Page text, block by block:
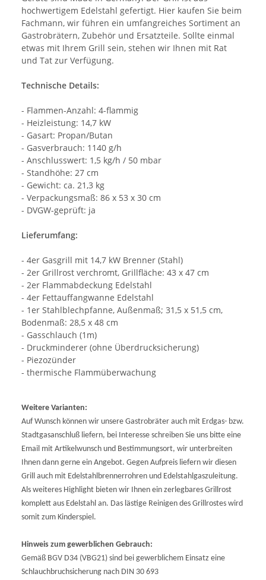
hochwertigem Edelstahl gefertigt. Hier kaufen Sie beim
Fachmann, wir führen ein umfangreiches Sortiment an
Gastrobrätern, Zubehör und Ersatzteile. Sollte einmal
etwas mit Ihrem Grill sein, stehen wir Ihnen mit Rat
und Tat zur Verfügung.
Technische Details:
- Flammen-Anzahl: 4-flammig
- Heizleistung: 14,7 kW
- Gasart: Propan/Butan
- Gasverbrauch: 1140 g/h
- Anschlusswert: 1,5 kg/h / 50 mbar
- Standhöhe: 27 cm
- Gewicht: ca. 21,3 kg
- Verpackungsmaß: 86 x 53 x 30 cm
- DVGW-geprüft: ja
Lieferumfang:
- 4er Gasgrill mit 14,7 kW Brenner (Stahl)
- 2er Grillrost verchromt, Grillfläche: 43 x 47 cm
- 2er Flammabdeckung Edelstahl
- 4er Fettauffangwanne Edelstahl
- 1er Stahlblechpfanne, Außenmaß; 31,5 x 51,5 cm,
Bodenmaß: 28,5 x 48 cm
- Gasschlauch (1m)
- Druckminderer (ohne Überdrucksicherung)
- Piezozünder
- thermische Flammüberwachung
Weitere Varianten:
Auf Wunsch können wir unsere Gastrobräter auch mit Erdgas- bzw.
Stadtgasanschluß liefern, bei Interesse schreiben Sie uns bitte eine
Email mit Artikelwunsch und Bestimmungsort, wir unterbreiten
Ihnen dann gerne ein Angebot. Gegen Aufpreis liefern wir diesen
Grill auch mit Edelstahlbrennerrohren und Edelstahlgaszuleitung.
Als weiteres Highlight bieten wir Ihnen ein zerlegbares Grillrost
komplett aus Edelstahl an. Das lästige Reinigen des Grillrostes wird
somit zum Kinderspiel.
Hinweis zum gewerblichen Gebrauch:
Gemäß BGV D34 (VBG21) sind bei gewerblichem Einsatz eine
Schlauchbruchsicherung nach DIN 30 693